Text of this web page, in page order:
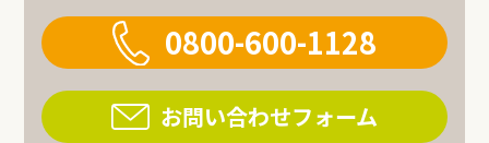
0800-600-1128
お問い合わせフォーム